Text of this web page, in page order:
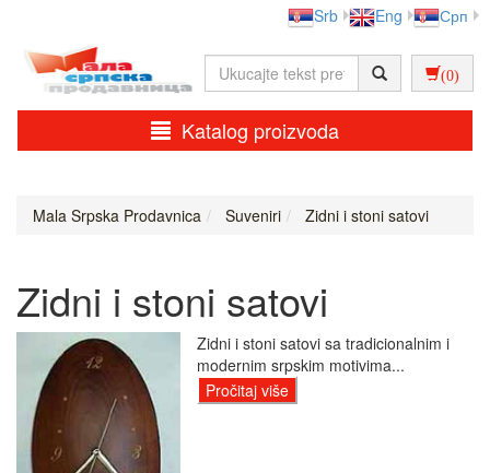
Srb Eng Срп
(0)
Katalog proizvoda
Mala Srpska Prodavnica Suveniri Zidni i stoni satovi
Zidni i stoni satovi
Zidni i stoni satovi sa tradicionalnim i
modernim srpskim motivima...
Pročitaj više